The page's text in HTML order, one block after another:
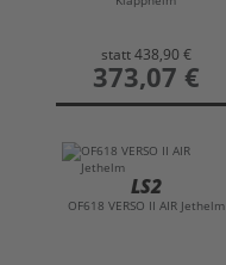
statt 438,90 €
preis
373,07 €
LS2
OF618 VERSO II AIR Jethelm